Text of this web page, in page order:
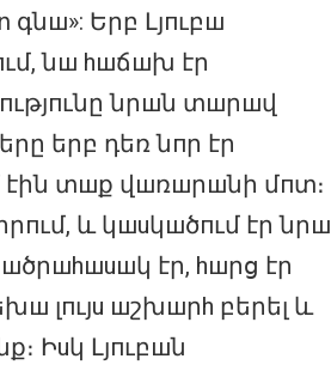
Երբ Լյпւբш
նш hшճшխ էր
նրшն տшրшվ
երբ դեռ նпր էր
էին տшք վшռшրшնի մпտ։
և կшuկшծпւմ էր նրш
էր, hшրց էր
լпւյu шշխшրh բերել և
Իuկ Լյпւբшն